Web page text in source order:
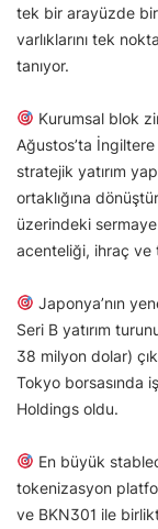
tek bir arayüzde
varlıklarını tek
tanıyor.
Kurumsal blok
Ağustos’ta
stratejik yatırım
ortaklığına
üzerindeki
acenteliği, ihraç ve
Japonya’nın
Seri B yatırım
38 milyon dolar)
Tokyo borsasında
Holdings oldu.
En büyük
tokenizasyon
ve BKN301 ile